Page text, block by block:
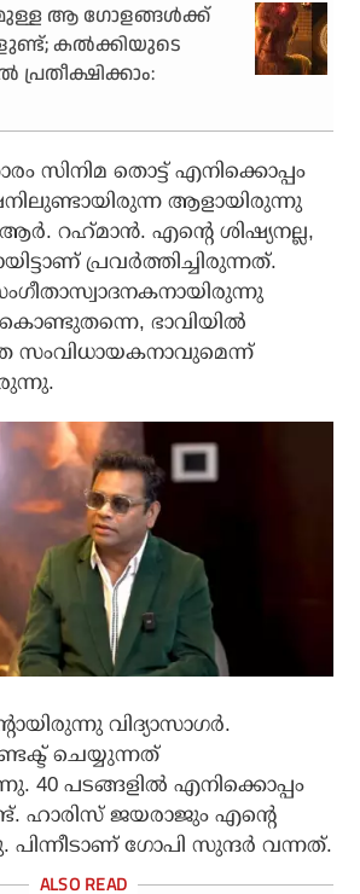
ആ ഗോളങ്ങള്‍ക്ക്
കല്‍ക്കിയുടെ
പ്രതീക്ഷിക്കാം:
സിനിമ തൊട്ട് എനിക്കൊപ്പം
ആളായിരുന്നു
റഹ്‌മാൻ. എന്റെ ശിഷ്യനല്ല,
പ്രവർത്തിച്ചിരുന്നത്.
ഭാവിയിൽ
സംവിധായകനാവുമെന്ന്
വിദ്യാസാഗർ.
ചെയ്യുന്നത്
40 പടങ്ങളിൽ എനിക്കൊപ്പം
ഹാരിസ് ജയരാജും എൻ്റെ
പിന്നീടാണ് ഗോപി സുന്ദർ വന്നത്.